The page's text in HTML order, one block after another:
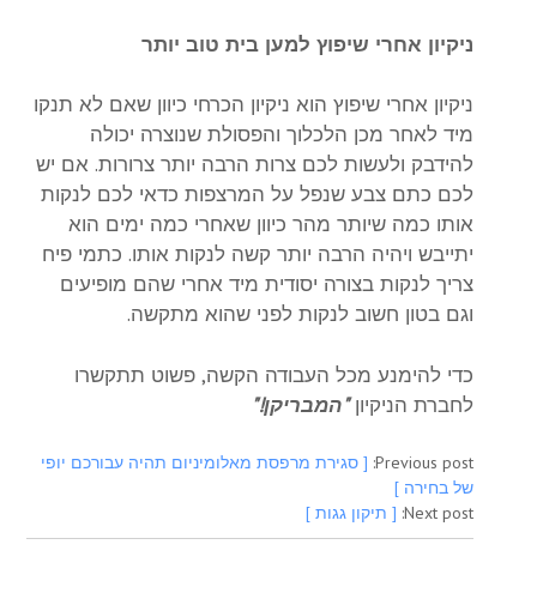
ניקיון אחרי שיפוץ למען בית טוב יותר
ניקיון אחרי שיפוץ הוא ניקיון הכרחי כיוון שאם לא תנקו
מיד לאחר מכן הלכלוך והפסולת שנוצרה יכולה
להידבק ולעשות לכם צרות הרבה יותר צרורות. אם יש
לכם כתם צבע שנפל על המרצפות כדאי לכם לנקות
אותו כמה שיותר מהר כיוון שאחרי כמה ימים הוא
יתייבש ויהיה הרבה יותר קשה לנקות אותו. כתמי פיח
צריך לנקות בצורה יסודית מיד אחרי שהם מופיעים
וגם בטון חשוב לנקות לפני שהוא מתקשה.
כדי להימנע מכל העבודה הקשה, פשוט תתקשרו
לחברת הניקיון"המבריקן!"
Previous post: [ סגירת מרפסת מאלומיניום תהיה עבורכם יופי
של בחירה ]
Next post: [ תיקון גגות ]